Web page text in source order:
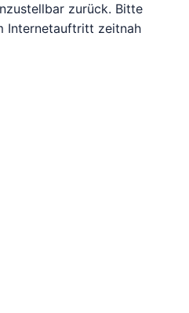
zurück. Bitte
Internetauftritt zeitnah